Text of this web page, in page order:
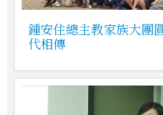
鍾安住總主教家族大團
代相傳